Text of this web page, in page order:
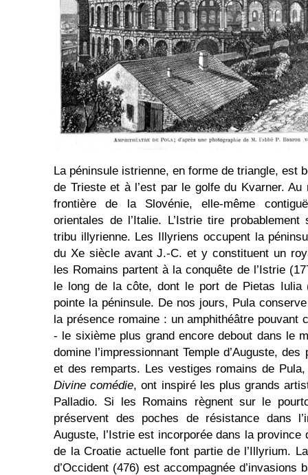
La péninsule istrienne, en forme de triangle, est
de Trieste et à l’est par le golfe du Kvarner.
frontière de la Slovénie, elle-même
orientales de l’Italie. L’Istrie tire
tribu illyrienne. Les Illyriens occupent la
du Xe siècle avant J.-C. et y constituent un
les Romains partent à la conquête de l’Istrie
le long de la côte, dont le port de Pietas Iulia
pointe la péninsule. De nos jours, Pula
la présence romaine : un amphithéâtre pouvant
- le sixième plus grand encore debout dans le
domine l’impressionnant Temple d’Auguste,
et des remparts. Les vestiges romains de
Divine comédie, ont inspiré les plus grands
Palladio. Si les Romains règnent sur le
préservent des poches de résistance dans
Auguste, l’Istrie est incorporée dans la province
de la Croatie actuelle font partie de l’Illyrium.
d’Occident (476) est accompagnée d’invasions